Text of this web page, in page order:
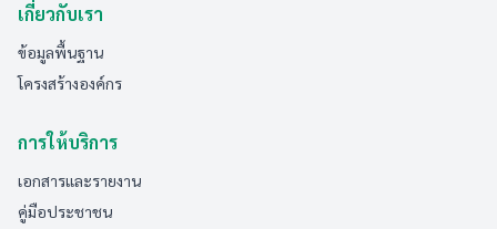
เกี่ยวกับเรา
ข้อมูลพื้นฐาน
โครงสร้างองค์กร
การให้บริการ
เอกสารและรายงาน
คู่มือประชาชน